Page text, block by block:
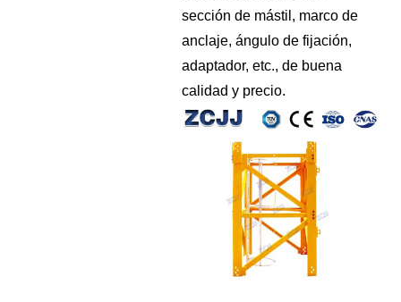
sección de mástil, marco de
anclaje, ángulo de fijación,
adaptador, etc., de buena
calidad y precio.